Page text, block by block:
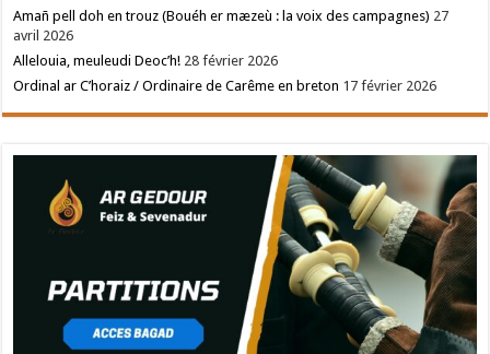
Amañ pell doh en trouz (Bouéh er mæzeù : la voix des campagnes) 27
avril 2026
Allelouia, meuleudi Deoc’h! 28 février 2026
Ordinal ar C’horaiz / Ordinaire de Carême en breton 17 février 2026